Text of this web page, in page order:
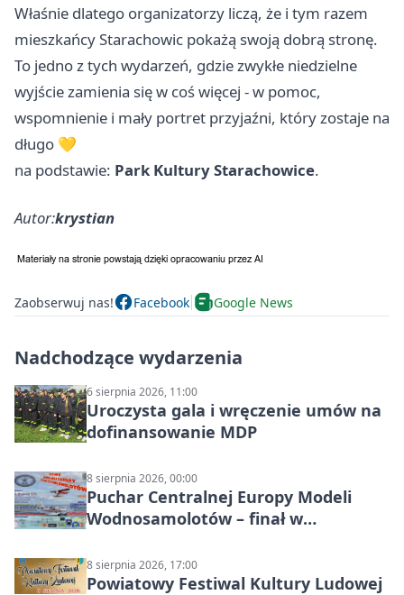
Właśnie dlatego organizatorzy liczą, że i tym razem
mieszkańcy Starachowic pokażą swoją dobrą stronę.
To jedno z tych wydarzeń, gdzie zwykłe niedzielne
wyjście zamienia się w coś więcej - w pomoc,
wspomnienie i mały portret przyjaźni, który zostaje na
długo 💛
na podstawie: Park Kultury Starachowice.
Autor:krystian
Zaobserwuj nas! Facebook Google News
Nadchodzące wydarzenia
6 sierpnia 2026, 11:00
Uroczysta gala i wręczenie umów na
dofinansowanie MDP
8 sierpnia 2026, 00:00
Puchar Centralnej Europy Modeli
Wodnosamolotów – finał w
8 sierpnia 2026, 17:00
Powiatowy Festiwal Kultury Ludowej